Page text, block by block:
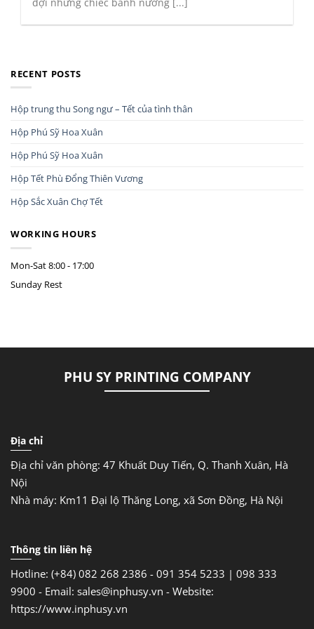
đợi những chiếc bánh nướng [...]
RECENT POSTS
Hộp trung thu Song ngư – Tết của tình thân
Hộp Phú Sỹ Hoa Xuân
Hộp Phú Sỹ Hoa Xuân
Hộp Tết Phù Đổng Thiên Vương
Hộp Sắc Xuân Chợ Tết
WORKING HOURS
Mon-Sat8:00 - 17:00
Sunday Rest
PHU SY PRINTING COMPANY
Địa chỉ
Địa chỉ văn phòng: 47 Khuất Duy Tiến, Q. Thanh Xuân, Hà
Nội
Nhà máy: Km11 Đại lộ Thăng Long, xã Sơn Đồng, Hà Nội
Thông tin liên hệ
Hotline: (+84) 082 268 2386 - 091 354 5233 | 098 333
9900 - Email: sales@inphusy.vn - Website:
https://www.inphusy.vn